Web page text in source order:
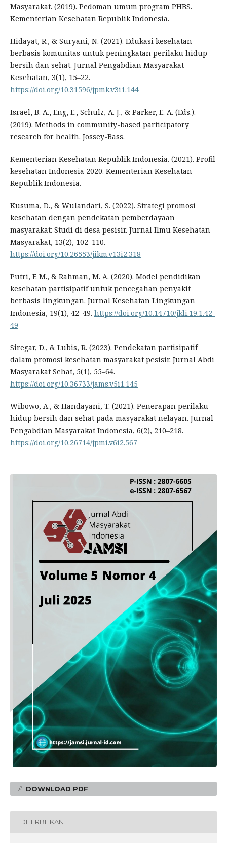
Masyarakat. (2019). Pedoman umum program PHBS.
Kementerian Kesehatan Republik Indonesia.
Hidayat, R., & Suryani, N. (2021). Edukasi kesehatan
berbasis komunitas untuk peningkatan perilaku hidup
bersih dan sehat. Jurnal Pengabdian Masyarakat
Kesehatan, 3(1), 15–22.
https://doi.org/10.31596/jpmk.v3i1.144
Israel, B. A., Eng, E., Schulz, A. J., & Parker, E. A. (Eds.).
(2019). Methods in community-based participatory
research for health. Jossey-Bass.
Kementerian Kesehatan Republik Indonesia. (2021). Profil
kesehatan Indonesia 2020. Kementerian Kesehatan
Republik Indonesia.
Kusuma, D., & Wulandari, S. (2022). Strategi promosi
kesehatan dengan pendekatan pemberdayaan
masyarakat: Studi di desa pesisir. Jurnal Ilmu Kesehatan
Masyarakat, 13(2), 102–110.
https://doi.org/10.26553/jikm.v13i2.318
Putri, F. M., & Rahman, M. A. (2020). Model pendidikan
kesehatan partisipatif untuk pencegahan penyakit
berbasis lingkungan. Jurnal Kesehatan Lingkungan
Indonesia, 19(1), 42–49. https://doi.org/10.14710/jkli.19.1.42-
49
Siregar, D., & Lubis, R. (2023). Pendekatan partisipatif
dalam promosi kesehatan masyarakat pesisir. Jurnal Abdi
Masyarakat Sehat, 5(1), 55–64.
https://doi.org/10.36733/jams.v5i1.145
Wibowo, A., & Handayani, T. (2021). Penerapan perilaku
hidup bersih dan sehat pada masyarakat nelayan. Jurnal
Pengabdian Masyarakat Indonesia, 6(2), 210–218.
https://doi.org/10.26714/jpmi.v6i2.567
DOWNLOAD PDF
DITERBITKAN